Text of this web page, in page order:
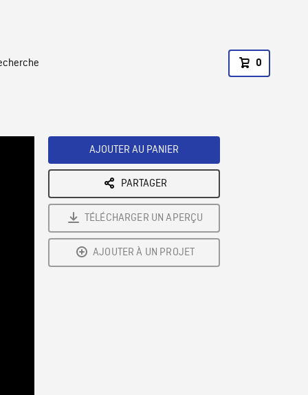
0
AJOUTER AU PANIER
PARTAGER
TÉLÉCHARGER UN APERÇU
AJOUTER À UN PROJET